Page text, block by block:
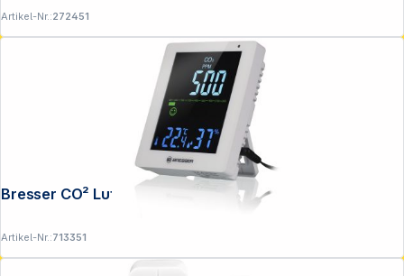
Artikel-Nr.:272451
Bresser CO² Luftqualitätsmonitor weiss
Artikel-Nr.:713351